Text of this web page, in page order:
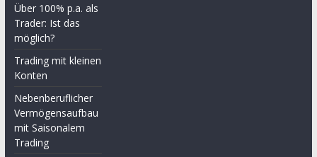
Über 100% p.a. als
Trader: Ist das
möglich?
Trading mit kleinen
Konten
Nebenberuflicher
Vermögensaufbau
mit Saisonalem
Trading